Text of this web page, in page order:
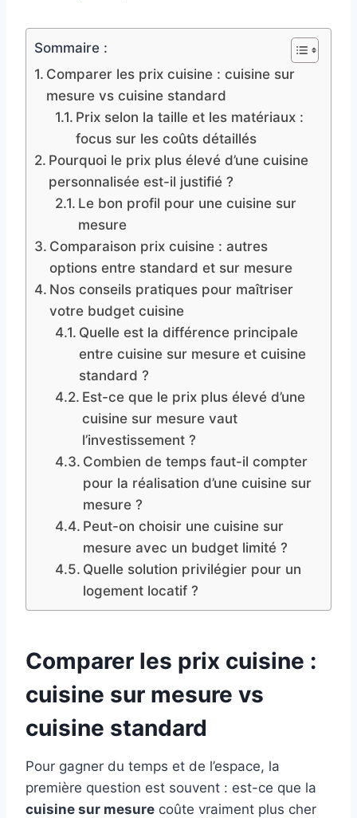
Sommaire :
Comparer les prix cuisine : cuisine sur
mesure vs cuisine standard
Prix selon la taille et les matériaux :
focus sur les coûts détaillés
Pourquoi le prix plus élevé d’une cuisine
personnalisée est-il justifié ?
Le bon profil pour une cuisine sur
mesure
Comparaison prix cuisine : autres
options entre standard et sur mesure
Nos conseils pratiques pour maîtriser
votre budget cuisine
Quelle est la différence principale
entre cuisine sur mesure et cuisine
standard ?
Est-ce que le prix plus élevé d’une
cuisine sur mesure vaut
l’investissement ?
Combien de temps faut-il compter
pour la réalisation d’une cuisine sur
mesure ?
Peut-on choisir une cuisine sur
mesure avec un budget limité ?
Quelle solution privilégier pour un
logement locatif ?
Comparer les prix cuisine :
cuisine sur mesure vs
cuisine standard
Pour gagner du temps et de l’espace, la
première question est souvent : est-ce que la
cuisine sur mesure coûte vraiment plus cher